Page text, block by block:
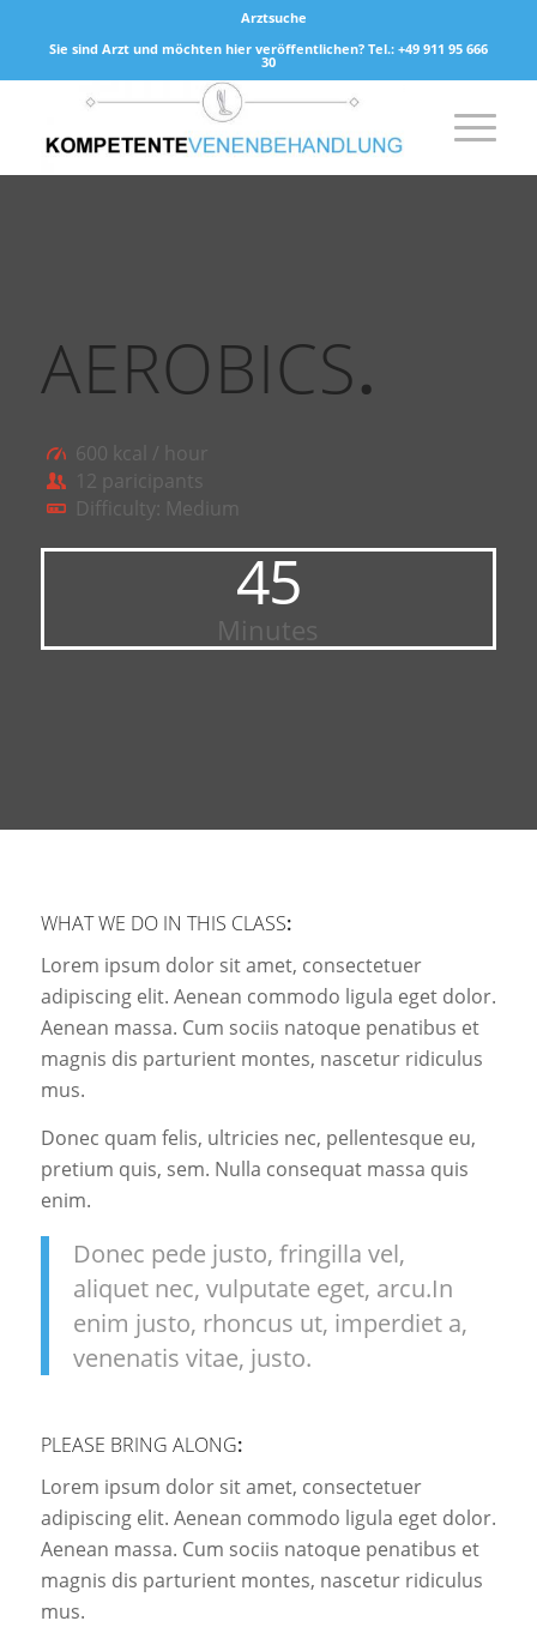
Arztsuche
Sie sind Arzt und möchten hier veröffentlichen? Tel.: +49 911 95 666
30
AEROBICS.
600 kcal / hour
12 paricipants
Difficulty: Medium
45
Minutes
WHAT WE DO IN THIS CLASS:
Lorem ipsum dolor sit amet, consectetuer
adipiscing elit. Aenean commodo ligula eget dolor.
Aenean massa. Cum sociis natoque penatibus et
magnis dis parturient montes, nascetur ridiculus
mus.
Donec quam felis, ultricies nec, pellentesque eu,
pretium quis, sem. Nulla consequat massa quis
enim.
Donec pede justo, fringilla vel,
aliquet nec, vulputate eget, arcu.In
enim justo, rhoncus ut, imperdiet a,
venenatis vitae, justo.
PLEASE BRING ALONG:
Lorem ipsum dolor sit amet, consectetuer
adipiscing elit. Aenean commodo ligula eget dolor.
Aenean massa. Cum sociis natoque penatibus et
magnis dis parturient montes, nascetur ridiculus
mus.